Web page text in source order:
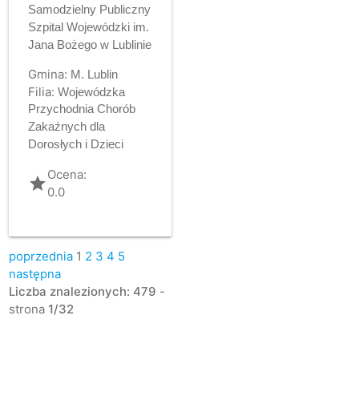
Samodzielny Publiczny
Szpital Wojewódzki im.
Jana Bożego w Lublinie
Gmina: M. Lublin
Filia: Wojewódzka
Przychodnia Chorób
Zakaźnych dla
Dorosłych i Dzieci
gradeOcena:
0.0
poprzednia 1 2 3 4 5
następna
Liczba znalezionych: 479 -
strona 1/32